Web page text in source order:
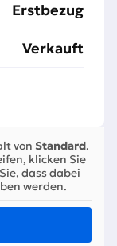
Erstbezug
Verkauft
von Standard.
klicken Sie
dass dabei
werden.